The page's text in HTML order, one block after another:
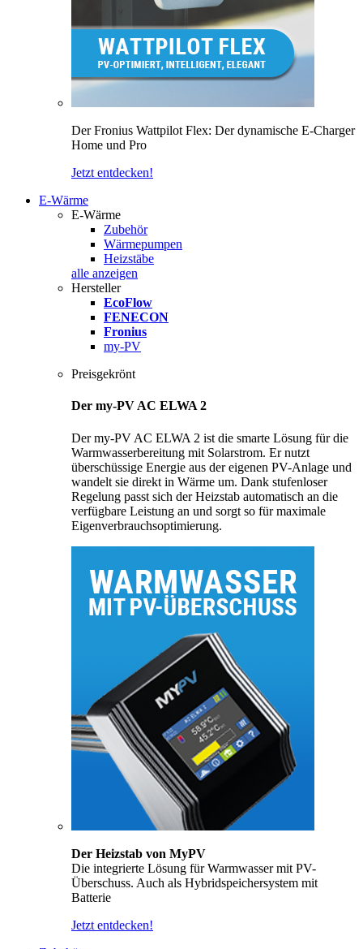
Der Fronius Wattpilot Flex: Der dynamische E-Charger
Home und Pro
Jetzt entdecken!
E-Wärme
E-Wärme
Zubehör
Wärmepumpen
Heizstäbe
alle anzeigen
Hersteller
EcoFlow
FENECON
Fronius
my-PV
Preisgekrönt
Der my-PV AC ELWA 2
Der my-PV AC ELWA 2 ist die smarte Lösung für die
Warmwasserbereitung mit Solarstrom. Er nutzt
überschüssige Energie aus der eigenen PV-Anlage und
wandelt sie direkt in Wärme um. Dank stufenloser
Regelung passt sich der Heizstab automatisch an die
verfügbare Leistung an und sorgt so für maximale
Eigenverbrauchsoptimierung.
Der Heizstab von MyPV
Die integrierte Lösung für Warmwasser mit PV-
Überschuss. Auch als Hybridspeichersystem mit
Batterie
Jetzt entdecken!